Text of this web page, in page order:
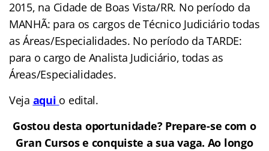
2015, na Cidade de Boas Vista/RR. No período da
MANHÃ: para os cargos de Técnico Judiciário todas
as Áreas/Especialidades. No período da TARDE:
para o cargo de Analista Judiciário, todas as
Áreas/Especialidades.
Veja aqui o edital.
Gostou desta oportunidade? Prepare-se com o
Gran Cursos e conquiste a sua vaga. Ao longo